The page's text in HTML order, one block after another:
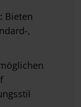
Bieten
,